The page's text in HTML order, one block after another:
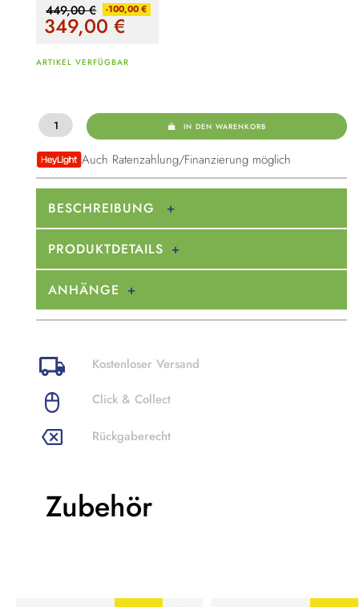
449,00 € -100,00 €
349,00€
ARTIKEL VERFÜGBAR
IN DEN WARENKORB
Auch Ratenzahlung/Finanzierung möglich
BESCHREIBUNG
PRODUKTDETAILS
ANHÄNGE
Kostenloser Versand
Click & Collect
Rückgaberecht
Zubehör